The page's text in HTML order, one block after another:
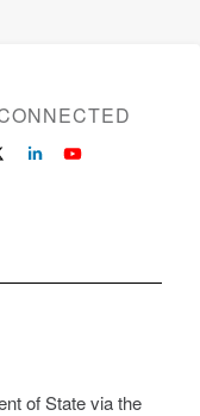
of State via the